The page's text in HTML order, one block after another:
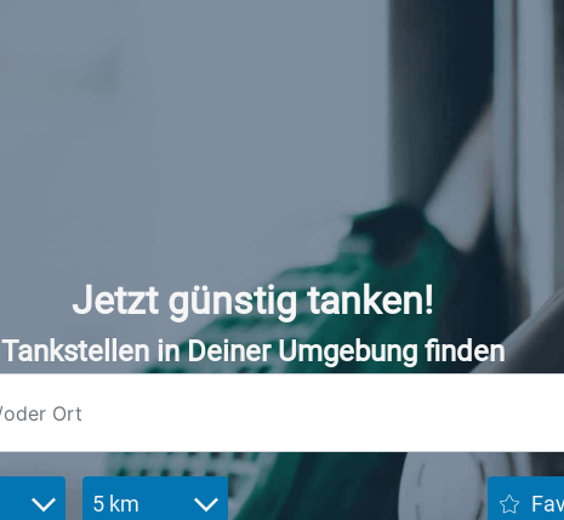
Jetzt günstig tanken!
Tankstellen in Deiner Umgebung finden
5 km